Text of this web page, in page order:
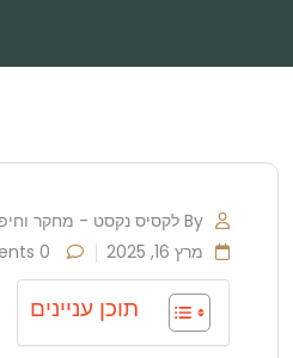
By לקסיס נקסט - מחקר וחיפוש משפטי
מרץ 16, 2025
תוכן עניינים